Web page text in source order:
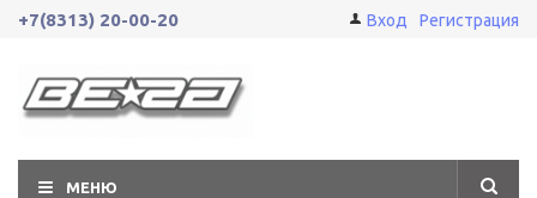
+7(8313) 20-00-20 Вход Регистрация
МЕНЮ